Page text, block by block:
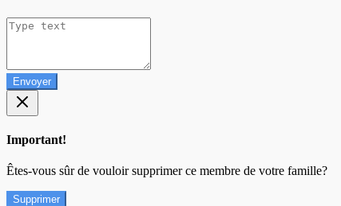
Envoyer
Important!
Êtes-vous sûr de vouloir supprimer ce membre de votre famille?
Supprimer